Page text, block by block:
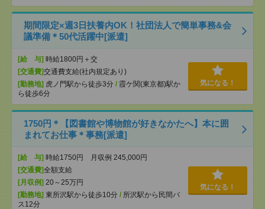
期間限定×週3日扶養内OK！社団法人で簡単事務&会
議準備＊50代活躍中[派遣]
[給 与] 時給1800円＋交
[交通費]交通費支給(社内規定あり)
[勤務地] 虎ノ門駅から徒歩3分 / 霞ケ関(東京都)駅か
ら徒歩6分
気になる！
1750円＊【図書館や博物館が好きなかたへ】本に囲
まれてお仕事＊事務[派遣]
[給 与] 時給1750円 月収例 245,000円
[交通費]全額支給
[月収例] 20～25万円
[勤務地] 東所沢駅から徒歩10分 / 所沢駅から民間バ
ス12分
気になる！